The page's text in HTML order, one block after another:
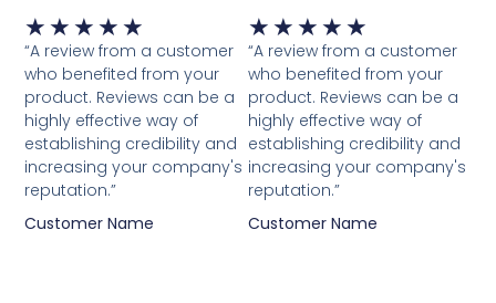
★ ★ ★ ★ ★ Waardering
5
van
5
“A review from a customer
who benefited from your
product. Reviews can be a
highly effective way of
establishing credibility and
increasing your company's
reputation.”
Customer Name
★ ★ ★ ★ ★
5
van
5
“A review from a customer
who benefited from your
product. Reviews can be a
highly effective way of
establishing credibility and
increasing your company's
reputation.”
Customer Name